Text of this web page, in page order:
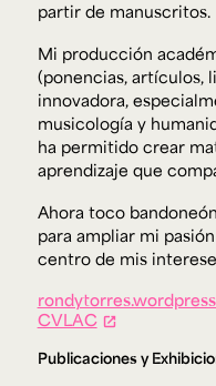
partir de manuscritos.
Mi producción
(ponencias, artículos,
innovadora,
musicología y
ha permitido crear
aprendizaje que
Ahora toco
para ampliar mi
centro de mis
CVLAC
Publicaciones y